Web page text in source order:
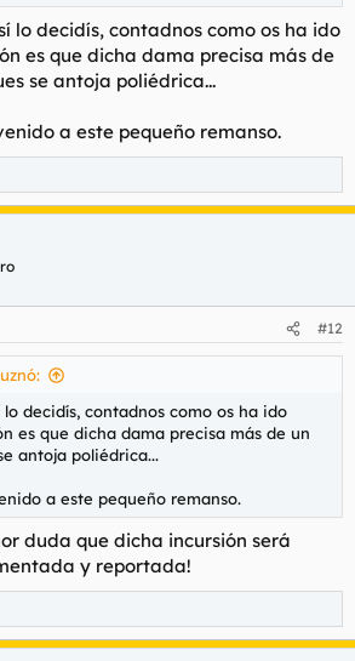
lo decidís, contadnos como os ha ido
es que dicha dama precisa más de
se antoja poliédrica...
a este pequeño remanso.
#12
decidís, contadnos como os ha ido
es que dicha dama precisa más de un
antoja poliédrica...
a este pequeño remanso.
duda que dicha incursión será
y reportada!